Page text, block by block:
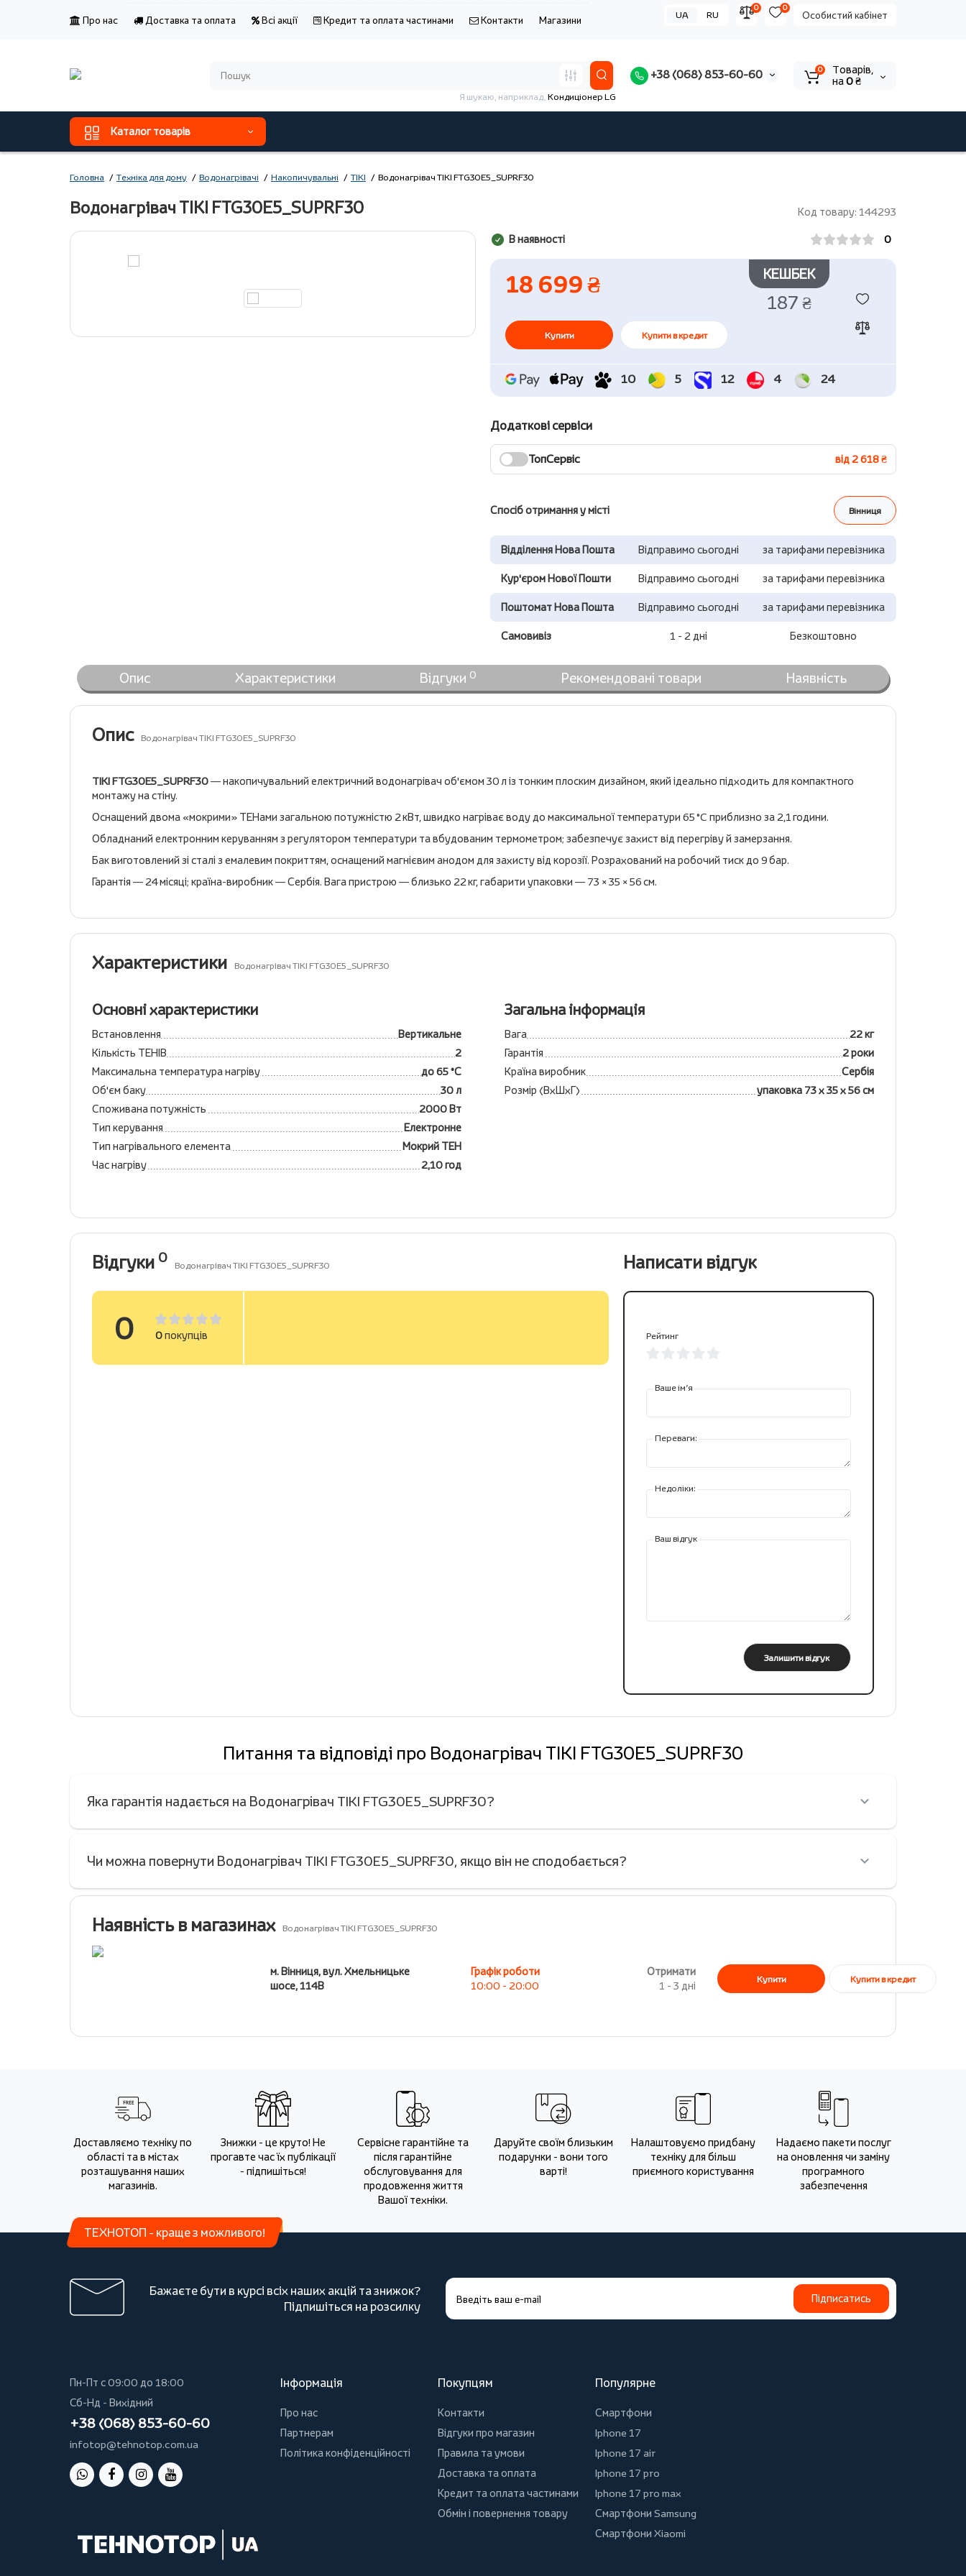
Про нас Доставка та оплата Всі акції Кредит та оплата частинами Контакти Магазини Особистий кабінет
0
0
UA RU
+38 (068) 853-60-60
Я шукаю, наприклад,Кондиціонер LG
0
Tоварів,
на0 ₴
Каталог товарів
Головна Техніка для дому Водонагрівачі Накопичувальні TIKI Водонагрівач TIKI FTG30E5_SUPRF30
Код товару: 144293
Водонагрівач TIKI FTG30E5_SUPRF30
В наявності 0
18 699 ₴ КЕШБЕК
187 ₴
Купити Купити в кредит
10 5 12 4 24
Додаткові сервіси
ТопСервіс від 2 618 ₴
Спосіб отримання у місті Вінниця
Відділення Нова Пошта Відправимо сьогодні за тарифами перевізника
Кур'єром Нової Пошти Відправимо сьогодні за тарифами перевізника
Поштомат Нова Пошта Відправимо сьогодні за тарифами перевізника
Самовивіз 1 - 2 дні Безкоштовно
Опис Характеристики Відгуки 0 Рекомендовані товари Наявність
Опис Водонагрівач TIKI FTG30E5_SUPRF30
TIKI FTG30E5_SUPRF30— накопичувальний електричний водонагрівач об'ємом 30 л із тонким плоским дизайном, який ідеально підходить для компактного
монтажу на стіну.
Оснащений двома «мокрими» ТЕНами загальною потужністю 2 кВт, швидко нагріває воду до максимальної температури 65 °C приблизно за 2,1 години.
Обладнаний електронним керуванням з регулятором температури та вбудованим термометром; забезпечує захист від перегріву й замерзання.
Бак виготовлений зі сталі з емалевим покриттям, оснащений магнієвим анодом для захисту від корозії. Розрахований на робочий тиск до 9 бар.
Гарантія — 24 місяці; країна-виробник — Сербія. Вага пристрою — близько 22 кг, габарити упаковки — 73 × 35 × 56 см.
Характеристики Водонагрівач TIKI FTG30E5_SUPRF30
Основні характеристики
Встановлення
Вертикальне
Кількість ТЕНІВ
2
Максимальна температура нагріву
до 65 °С
Об'єм баку
30 л
Споживана потужність
2000 Вт
Тип керування
Електронне
Тип нагрівального елемента
Мокрий ТЕН
Час нагріву
2,10 год
Загальна інформація
Вага
22 кг
Гарантія
2 роки
Країна виробник
Сербія
Розмір (ВхШхГ)
упаковка 73 х 35 х 56 см
Відгуки 0 Водонагрівач TIKI FTG30E5_SUPRF30
0 0покупців
Написати відгук
Рейтинг
Ваше ім’я
Переваги:
Недоліки:
Ваш відгук
Залишити відгук
Питання та відповіді про Водонагрівач TIKI FTG30E5_SUPRF30
Яка гарантія надається на Водонагрівач TIKI FTG30E5_SUPRF30?
Чи можна повернути Водонагрівач TIKI FTG30E5_SUPRF30, якщо він не сподобається?
Наявність в магазинах Водонагрівач TIKI FTG30E5_SUPRF30
м. Вінниця, вул. Хмельницьке
шосе, 114В
Графік роботи
10:00 - 20:00
Отримати
1 - 3 дні
Купити Купити в кредит
Доставляємо техніку по
області та в містах
розташування наших
магазинів.
Знижки - це круто! Не
прогавте час їх публікації
- підпишіться!
Сервісне гарантійне та
після гарантійне
обслуговування для
продовження життя
Вашої техніки.
Даруйте своїм близьким
подарунки - вони того
варті!
Налаштовуємо придбану
техніку для більш
приємного користування
Надаємо пакети послуг
на оновлення чи заміну
програмного
забезпечення
ТЕХНОТОП - краще з можливого!
Бажаєте бути в курсі всіх наших акцій та знижок?
Підпишіться на розсилку
Підписатись
Пн-Пт с 09:00 до 18:00
Сб-Нд - Вихідний
+38 (068) 853-60-60
infotop@tehnotop.com.ua
Інформація
Про нас
Партнерам
Політика конфіденційності
Покупцям
Контакти
Відгуки про магазин
Правила та умови
Доставка та оплата
Кредит та оплата частинами
Обмін і повернення товару
Популярне
Смартфони
Iphone 17
Iphone 17 air
Iphone 17 pro
Iphone 17 pro max
Смартфони Samsung
Смартфони Xiaomi